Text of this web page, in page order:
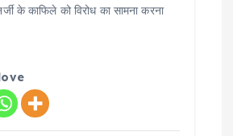
के काफिले को विरोध का सामना करना